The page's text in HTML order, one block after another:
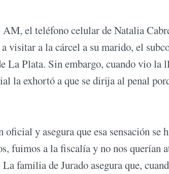
el teléfono celular de Natalia
visitar a la cárcel a su marido, el
La Plata. Sin embargo, cuando vio la
la exhortó a que se dirija al penal
y asegura que esa sensación se
fuimos a la fiscalía y no nos querían
familia de Jurado asegura que,